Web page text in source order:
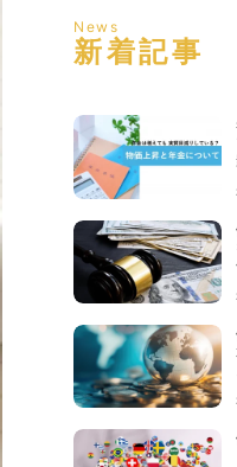
News
新着記事